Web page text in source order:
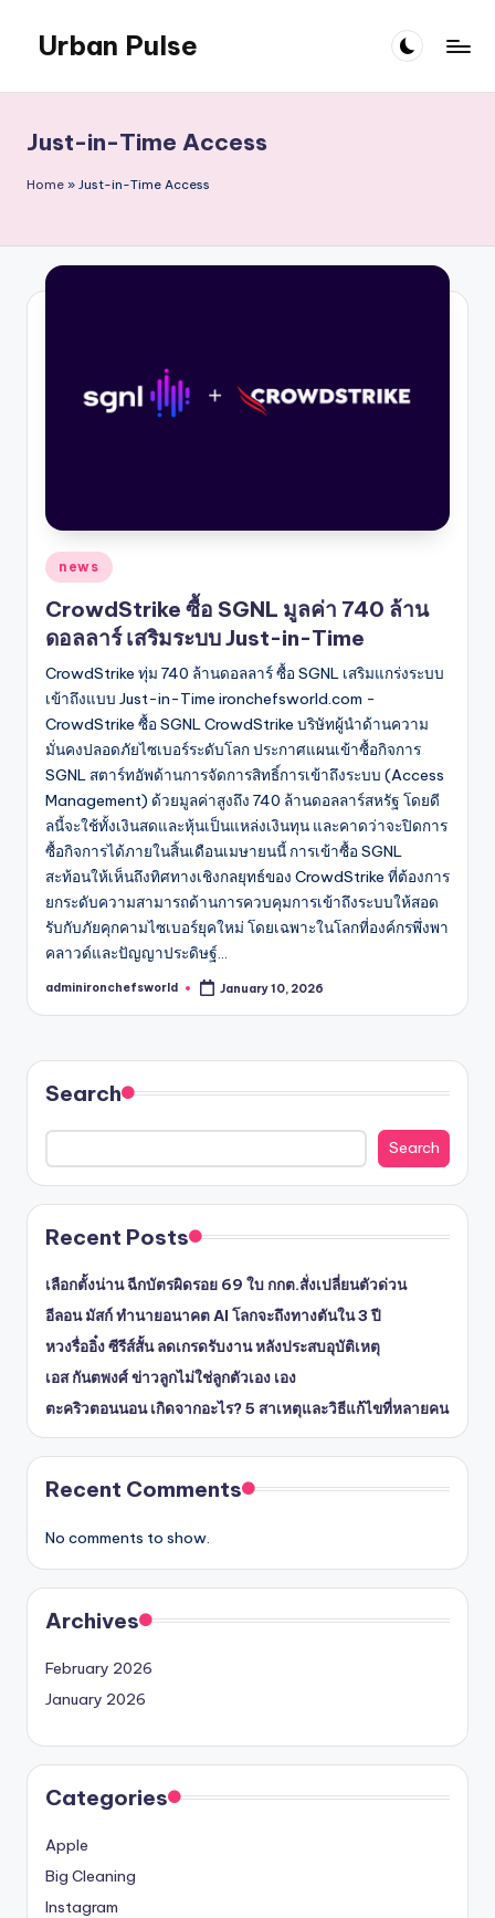
content
Urban Pulse
Just-in-Time Access
Home » Just-in-Time Access
Posted
in
news
CrowdStrike ซื้อ SGNL มูลค่า 740 ล้าน
ดอลลาร์ เสริมระบบ Just-in-Time
CrowdStrike ทุ่ม 740 ล้านดอลลาร์ ซื้อ SGNL เสริมแกร่งระบบ
เข้าถึงแบบ Just-in-Time ironchefsworld.com -
CrowdStrike ซื้อ SGNL CrowdStrike บริษัทผู้นำด้านความ
มั่นคงปลอดภัยไซเบอร์ระดับโลก ประกาศแผนเข้าซื้อกิจการ
SGNL สตาร์ทอัพด้านการจัดการสิทธิ์การเข้าถึงระบบ (Access
Management) ด้วยมูลค่าสูงถึง 740 ล้านดอลลาร์สหรัฐ โดยดี
ลนี้จะใช้ทั้งเงินสดและหุ้นเป็นแหล่งเงินทุน และคาดว่าจะปิดการ
ซื้อกิจการได้ภายในสิ้นเดือนเมษายนนี้ การเข้าซื้อ SGNL
สะท้อนให้เห็นถึงทิศทางเชิงกลยุทธ์ของ CrowdStrike ที่ต้องการ
ยกระดับความสามารถด้านการควบคุมการเข้าถึงระบบให้สอด
รับกับภัยคุกคามไซเบอร์ยุคใหม่ โดยเฉพาะในโลกที่องค์กรพึ่งพา
คลาวด์และปัญญาประดิษฐ์…
Posted
adminironchefsworld January 10, 2026
Search
Search
Recent Posts
เลือกตั้งน่าน ฉีกบัตรผิดรอย 69 ใบ กกต.สั่งเปลี่ยนตัวด่วน
อีลอน มัสก์ ทำนายอนาคต AI โลกจะถึงทางตันใน 3 ปี
หวงรื่ออิ๋ง ซีรีส์สั้น ลดเกรดรับงาน หลังประสบอุบัติเหตุ
เอส กันตพงศ์ ข่าวลูกไม่ใช่ลูกตัวเอง เอง
ตะคริวตอนนอน เกิดจากอะไร? 5 สาเหตุและวิธีแก้ไขที่หลายคน
Recent Comments
No comments to show.
Archives
February 2026
January 2026
Categories
Apple
Big Cleaning
Instagram